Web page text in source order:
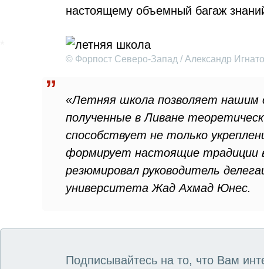
настоящему объемный багаж
© Форпост Северо-Запад / Александр
«Летняя школа позволяет
полученные в Ливане
способствует не только
формирует настоящие традиции
резюмировал руководитель
университета Жад Ахмад Юнес.
Подписывайтесь на то, что Вам